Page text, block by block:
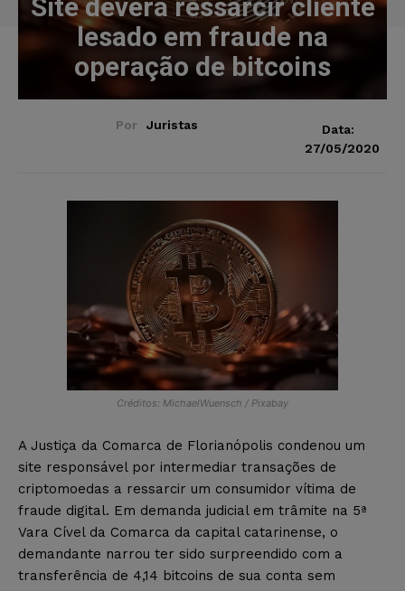
Site deverá ressarcir cliente
lesado em fraude na
operação de bitcoins
Por Juristas
Data:
27/05/2020
Créditos: MichaelWuensch / Pixabay
A Justiça da Comarca de Florianópolis condenou um
site responsável por intermediar transações de
criptomoedas a ressarcir um consumidor vítima de
fraude digital. Em demanda judicial em trâmite na 5ª
Vara Cível da Comarca da capital catarinense, o
demandante narrou ter sido surpreendido com a
transferência de 4,14 bitcoins de sua conta sem